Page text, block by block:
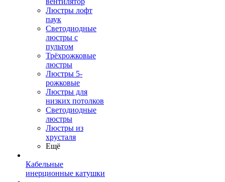
Люстры лофт
паук
Светодиодные
люстры с
пультом
Трёхрожковые
люстры
Люстры 5-
рожковые
Люстры для
низких потолков
Cветодиодные
люстры
Люстры из
хрусталя
Ещё
Кабельные
инерционные катушки